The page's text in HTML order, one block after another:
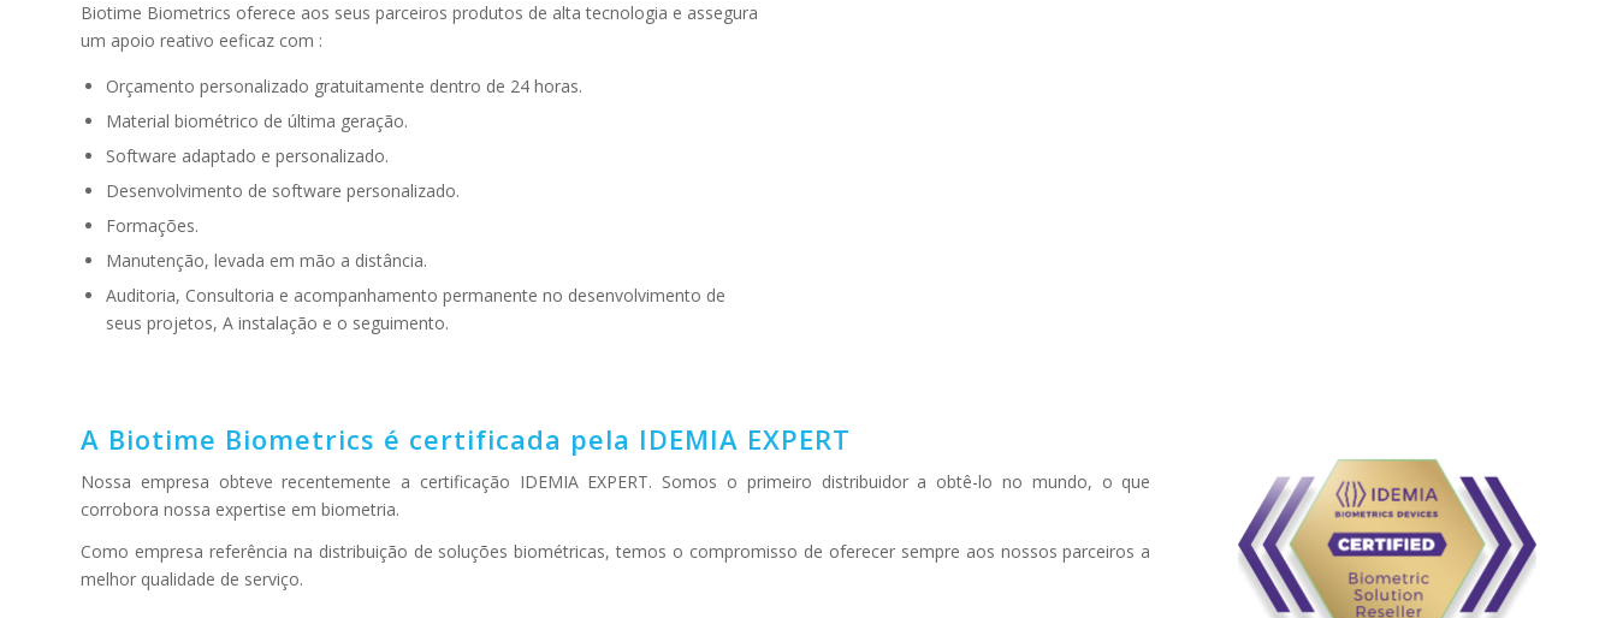
Biotime Biometrics oferece aos seus parceiros produtos de alta tecnologia e assegura
um apoio reativo eeficaz com :
Orçamento personalizado gratuitamente dentro de 24 horas.
Material biométrico de última geração.
Software adaptado e personalizado.
Desenvolvimento de software personalizado.
Formações.
Manutenção, levada em mão a distância.
Auditoria, Consultoria e acompanhamento permanente no desenvolvimento de
seus projetos, A instalação e o seguimento.
A Biotime Biometrics é certificada pela IDEMIA EXPERT
Nossa empresa obteve recentemente a certificação IDEMIA EXPERT. Somos o primeiro distribuidor a obtê-lo no mundo, o que
corrobora nossa expertise em biometria.
Como empresa referência na distribuição de soluções biométricas, temos o compromisso de oferecer sempre aos nossos parceiros a
melhor qualidade de serviço.